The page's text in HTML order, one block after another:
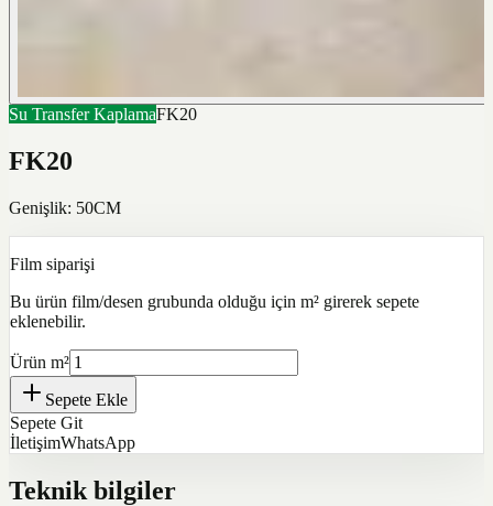
Su Transfer KaplamaFK20
FK20
Genişlik: 50CM
Film siparişi
Bu ürün film/desen grubunda olduğu için m² girerek sepete
eklenebilir.
Ürün m²
Sepete Ekle
Sepete Git
İletişimWhatsApp
Teknik bilgiler